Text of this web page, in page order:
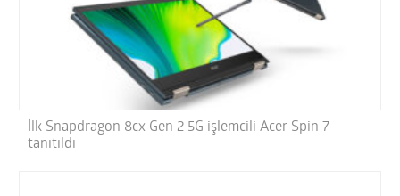
İlk Snapdragon 8cx Gen 2 5G işlemcili Acer Spin 7
tanıtıldı